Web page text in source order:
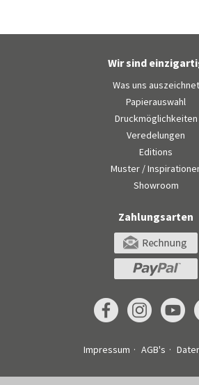
Wir sind
Was uns auszeichnet
Papierauswahl
Druckmöglichkeiten
Veredelungen
Editions
Muster /
Showroom
Zahlungsarten
Impressum AGB's